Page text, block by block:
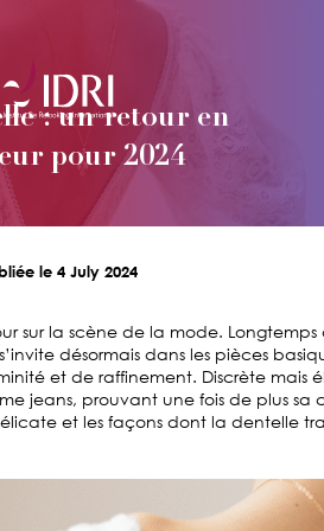
: un retour en
pour 2024
le 4 July 2024
sur la scène de la mode. Longtemps
désormais dans les pièces
et de raffinement. Discrète mais
jeans, prouvant une fois de plus sa
et les façons dont la dentelle